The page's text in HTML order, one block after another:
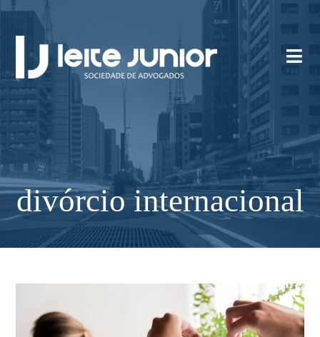
divórcio internacional